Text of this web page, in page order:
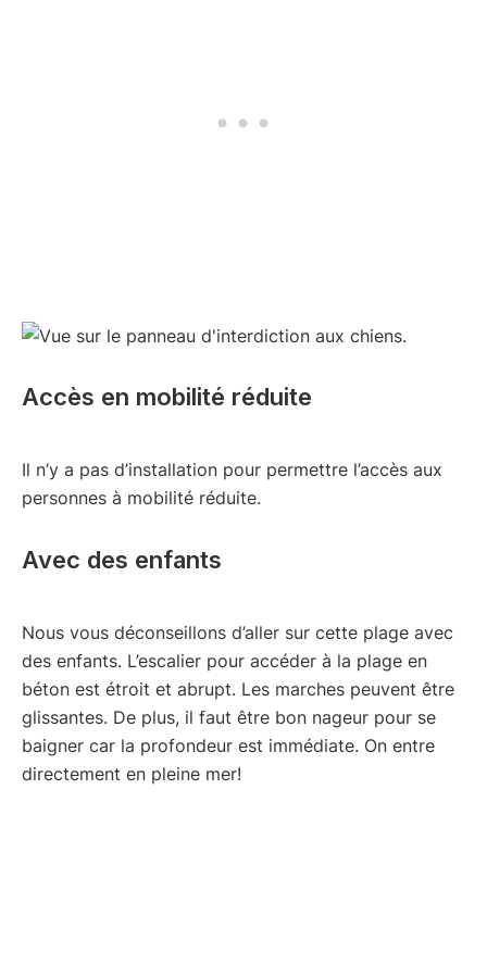
Accès en mobilité réduite
Il n’y a pas d’installation pour permettre l’accès aux
personnes à mobilité réduite.
Avec des enfants
Nous vous déconseillons d’aller sur cette plage avec
des enfants. L’escalier pour accéder à la plage en
béton est étroit et abrupt. Les marches peuvent être
glissantes. De plus, il faut être bon nageur pour se
baigner car la profondeur est immédiate. On entre
directement en pleine mer!